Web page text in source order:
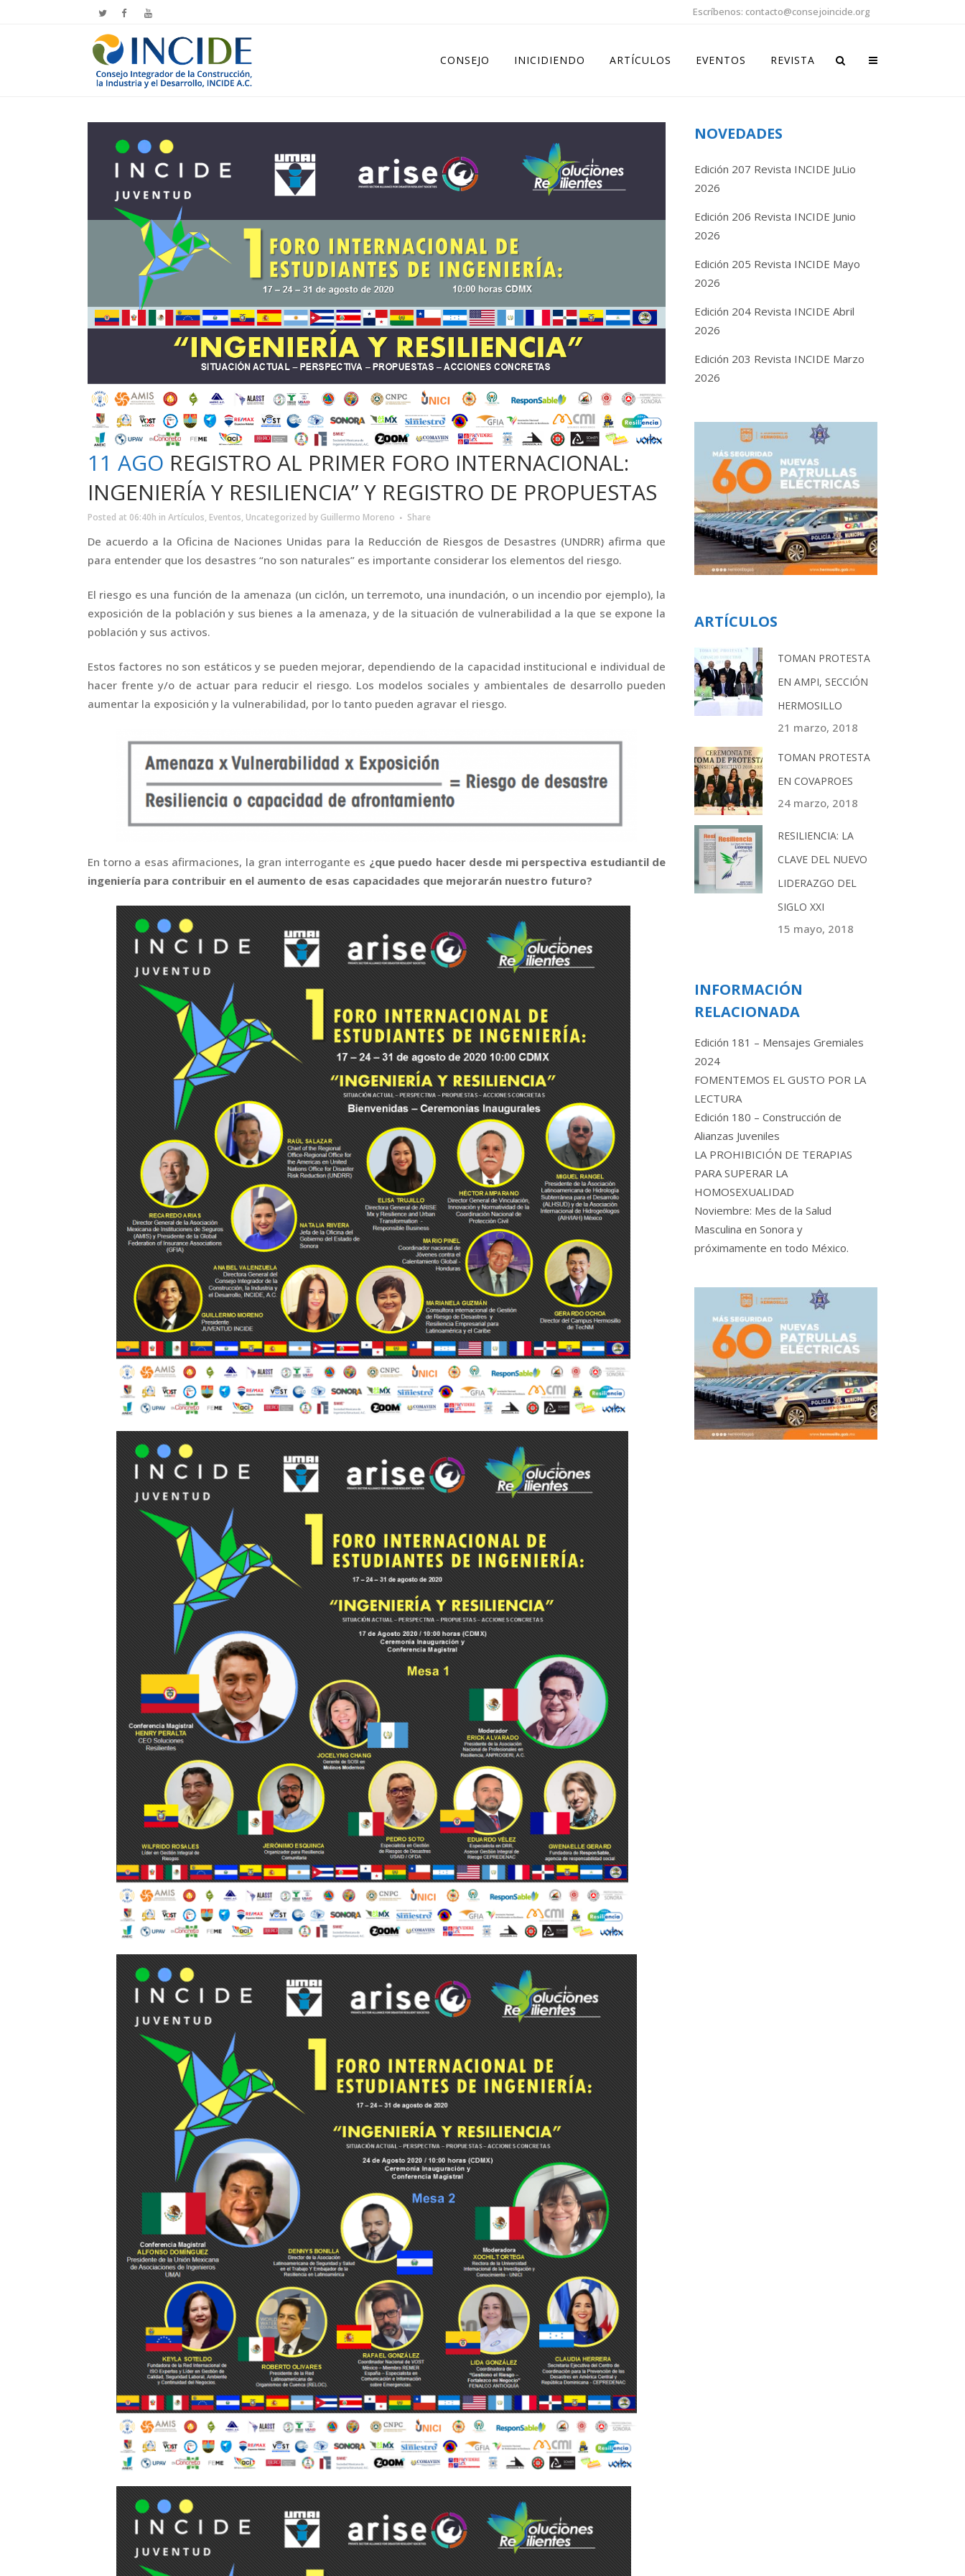
Escríbenos: contacto@consejoincide.org
CONSEJO INICIDIENDO ARTÍCULOS EVENTOS REVISTA
11 AGO REGISTRO AL PRIMER FORO INTERNACIONAL:
INGENIERÍA Y RESILIENCIA” Y REGISTRO DE PROPUESTAS
Posted at 06:40h in Artículos, Eventos, Uncategorized by Guillermo Moreno Share
De acuerdo a la Oficina de Naciones Unidas para la Reducción de Riesgos de Desastres (UNDRR) afirma que
para entender que los desastres “no son naturales” es importante considerar los elementos del riesgo.
El riesgo es una función de la amenaza (un ciclón, un terremoto, una inundación, o un incendio por ejemplo), la
exposición de la población y sus bienes a la amenaza, y de la situación de vulnerabilidad a la que se expone la
población y sus activos.
Estos factores no son estáticos y se pueden mejorar, dependiendo de la capacidad institucional e individual de
hacer frente y/o de actuar para reducir el riesgo. Los modelos sociales y ambientales de desarrollo pueden
aumentar la exposición y la vulnerabilidad, por lo tanto pueden agravar el riesgo.
En torno a esas afirmaciones, la gran interrogante es ¿que puedo hacer desde mi perspectiva estudiantil de
ingeniería para contribuir en el aumento de esas capacidades que mejorarán nuestro futuro?
NOVEDADES
Edición 207 Revista INCIDE JuLio
2026
Edición 206 Revista INCIDE Junio
2026
Edición 205 Revista INCIDE Mayo
2026
Edición 204 Revista INCIDE Abril
2026
Edición 203 Revista INCIDE Marzo
2026
ARTÍCULOS
TOMAN PROTESTA
EN AMPI, SECCIÓN
HERMOSILLO
21 marzo, 2018
TOMAN PROTESTA
EN COVAPROES
24 marzo, 2018
RESILIENCIA: LA
CLAVE DEL NUEVO
LIDERAZGO DEL
SIGLO XXI
15 mayo, 2018
INFORMACIÓN
RELACIONADA
Edición 181 – Mensajes Gremiales
2024
FOMENTEMOS EL GUSTO POR LA
LECTURA
Edición 180 – Construcción de
Alianzas Juveniles
LA PROHIBICIÓN DE TERAPIAS
PARA SUPERAR LA
HOMOSEXUALIDAD
Noviembre: Mes de la Salud
Masculina en Sonora y
próximamente en todo México.